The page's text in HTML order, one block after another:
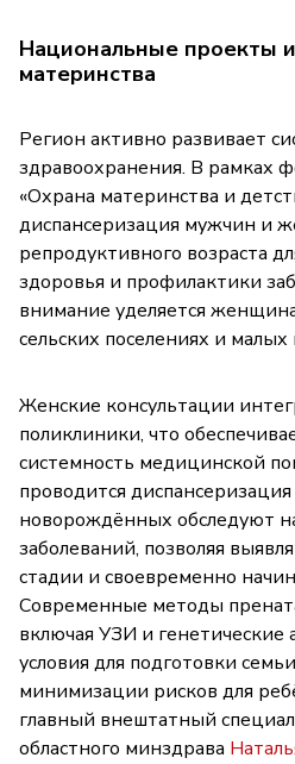
Национальные проекты
материнства
Регион активно развивает
здравоохранения. В рамках
«Охрана материнства и
диспансеризация мужчин и
репродуктивного возраста
здоровья и профилактики
внимание уделяется
сельских поселениях и малых
Женские консультации
поликлиники, что
системность медицинской
проводится
новорождённых обследуют
заболеваний, позволяя
стадии и своевременно
Современные методы
включая УЗИ и генетические
условия для подготовки
минимизации рисков для
главный внештатный
областного минздрава